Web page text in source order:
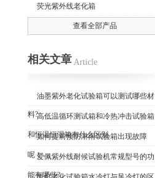
荧光紫外线老化箱
查看全部产品
相关文章 Article
油墨紫外老化试验箱可以测试哪些材
料?高低温循环测试箱和冷热冲击试验箱
和恒温恒湿箱有什么区别
如何提前预防淋雨试验箱出现故障
呢！爱佩紫外线耐候试验机常规型号的功
能有哪些?